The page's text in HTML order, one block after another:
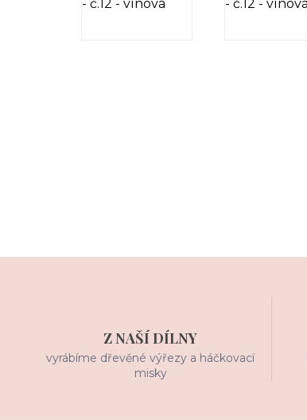
Z NAŠÍ DÍLNY
vyrábíme dřevěné výřezy a háčkovací
misky